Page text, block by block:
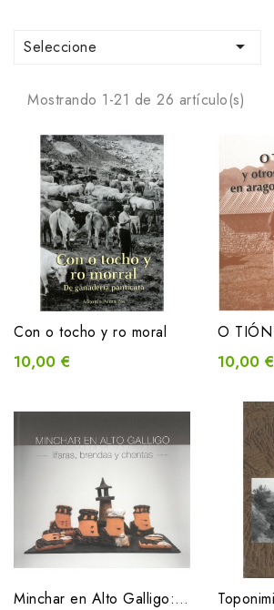
Seleccione 
Mostrando 1-21 de 26 artículo(s)
Con o tocho y ro moral
10,00 € 10,00 €
Minchar en Alto Galligo: lifaras, brendas y chentas